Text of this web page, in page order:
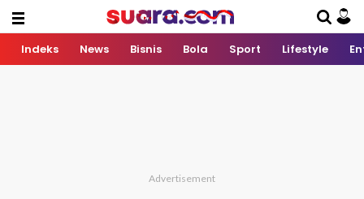
Indeks News Bisnis Bola Sport Lifestyle